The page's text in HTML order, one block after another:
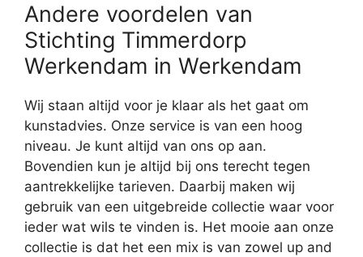
Andere voordelen van
Stichting Timmerdorp
Werkendam in Werkendam
Wij staan altijd voor je klaar als het gaat om
kunstadvies. Onze service is van een hoog
niveau. Je kunt altijd van ons op aan.
Bovendien kun je altijd bij ons terecht tegen
aantrekkelijke tarieven. Daarbij maken wij
gebruik van een uitgebreide collectie waar voor
ieder wat wils te vinden is. Het mooie aan onze
collectie is dat het een mix is van zowel up and